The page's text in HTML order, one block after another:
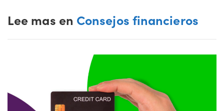
Lee mas en Consejos financieros